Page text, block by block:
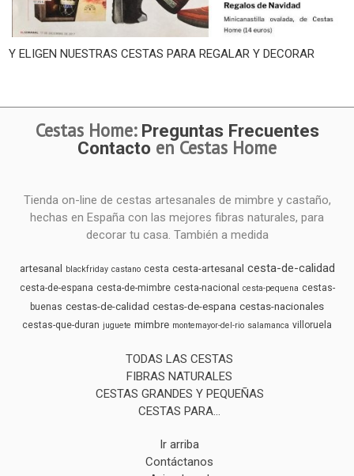
Y ELIGEN NUESTRAS CESTAS PARA REGALAR Y DECORAR
Cestas Home: Preguntas Frecuentes
Contacto en Cestas Home
Tienda on-line de cestas artesanales de mimbre y castaño,
hechas en España con las mejores fibras naturales, para
decorar tu casa. También a medida
artesanal blackfriday castano cesta cesta-artesanal cesta-de-calidad
cesta-de-espana cesta-de-mimbre cesta-nacional cesta-pequena cestas-
buenas cestas-de-calidad cestas-de-espana cestas-nacionales
cestas-que-duran juguete mimbre montemayor-del-rio salamanca villoruela
TODAS LAS CESTAS
FIBRAS NATURALES
CESTAS GRANDES Y PEQUEÑAS
CESTAS PARA...
Ir arriba
Contáctanos